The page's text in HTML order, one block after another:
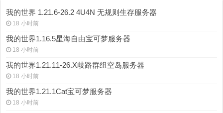
我的世界 1.21.6-26.2 4U4N 无规则生存服务器
18 小时前
我的世界1.16.5星海自由宝可梦服务器
18 小时前
我的世界1.21.11-26.X歧路群组空岛服务器
18 小时前
我的世界1.21.1Cat宝可梦服务器
18 小时前